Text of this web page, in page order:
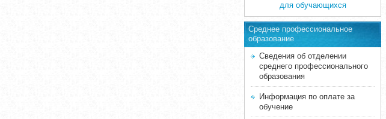
для обучающихся
Среднее професcиональное
образование
Сведения об отделении
среднего профессионального
образования
Информация по оплате за
обучение